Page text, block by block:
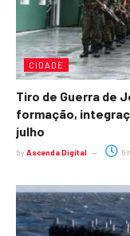
CIDADE
Tiro de Guerra de
formação,
julho
by Ascenda Digital 6